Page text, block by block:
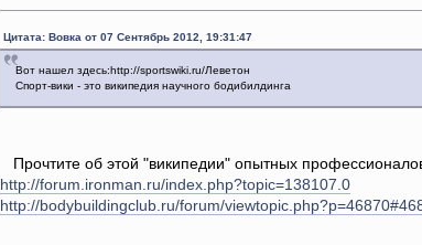
Цитата: Вовка от 07 Сентябрь 2012, 19:31:47
Вот нашел здесь:http://sportswiki.ru/Леветон
Спорт-вики - это википедия научного бодибилдинга
Прочтите об этой "википедии" опытных
http://forum.ironman.ru/index.php?topic=138107.0
http://bodybuildingclub.ru/forum/